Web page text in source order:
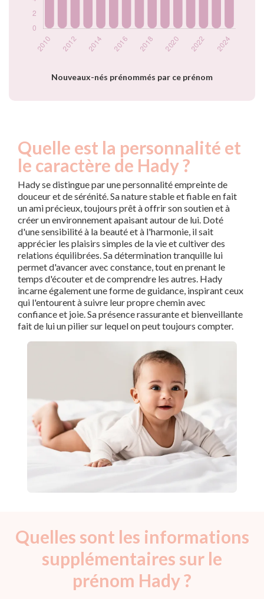
Nouveaux-nés prénommés par ce prénom
Popularité du
10
Quelle est la personnalité et
le caractère de Hady ?
Hady se distingue par une personnalité empreinte de
douceur et de sérénité. Sa nature stable et fiable en fait
un ami précieux, toujours prêt à offrir son soutien et à
créer un environnement apaisant autour de lui. Doté
d'une sensibilité à la beauté et à l'harmonie, il sait
apprécier les plaisirs simples de la vie et cultiver des
relations équilibrées. Sa détermination tranquille lui
permet d'avancer avec constance, tout en prenant le
temps d'écouter et de comprendre les autres. Hady
incarne également une forme de guidance, inspirant ceux
qui l'entourent à suivre leur propre chemin avec
confiance et joie. Sa présence rassurante et bienveillante
fait de lui un pilier sur lequel on peut toujours compter.
Quelles sont les informations
supplémentaires sur le
prénom Hady ?